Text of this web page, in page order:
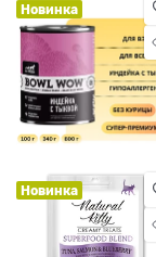
Новинка
Новинка